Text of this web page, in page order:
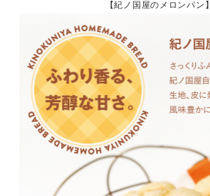
【紀ノ国屋のメロンパン】